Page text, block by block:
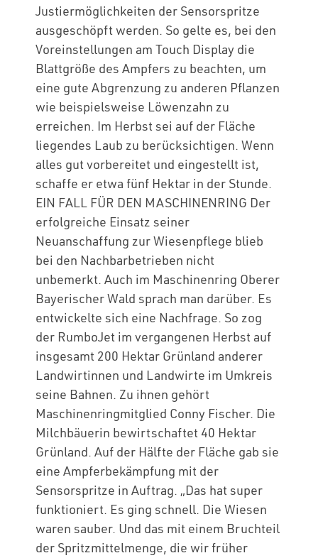
Justiermöglichkeiten der Sensorspritze
ausgeschöpft werden. So gelte es, bei den
Voreinstellungen am Touch Display die
Blattgröße des Ampfers zu beachten, um
eine gute Abgrenzung zu anderen Pflanzen
wie beispielsweise Löwenzahn zu
erreichen. Im Herbst sei auf der Fläche
liegendes Laub zu berücksichtigen. Wenn
alles gut vorbereitet und eingestellt ist,
schaffe er etwa fünf Hektar in der Stunde.
EIN FALL FÜR DEN MASCHINENRING Der
erfolgreiche Einsatz seiner
Neuanschaffung zur Wiesenpflege blieb
bei den Nachbarbetrieben nicht
unbemerkt. Auch im Maschinenring Oberer
Bayerischer Wald sprach man darüber. Es
entwickelte sich eine Nachfrage. So zog
der RumboJet im vergangenen Herbst auf
insgesamt 200 Hektar Grünland anderer
Landwirtinnen und Landwirte im Umkreis
seine Bahnen. Zu ihnen gehört
Maschinenringmitglied Conny Fischer. Die
Milchbäuerin bewirtschaftet 40 Hektar
Grünland. Auf der Hälfte der Fläche gab sie
eine Ampferbekämpfung mit der
Sensorspritze in Auftrag. „Das hat super
funktioniert. Es ging schnell. Die Wiesen
waren sauber. Und das mit einem Bruchteil
der Spritzmittelmenge, die wir früher